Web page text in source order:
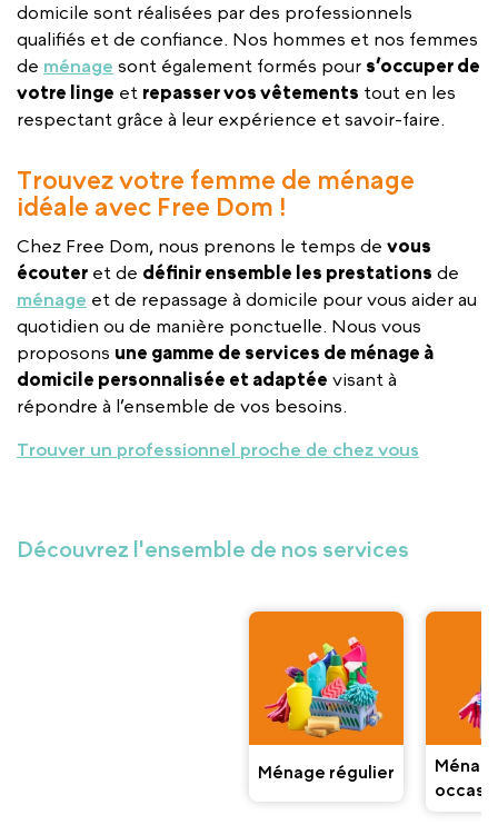
domicile sont réalisées par des professionnels
qualifiés et de confiance. Nos hommes et nos femmes
de ménage sont également formés pour s’occuper de
votre linge et repasser vos vêtements tout en les
respectant grâce à leur expérience et savoir-faire.
Trouvez votre femme de ménage
idéale avec Free Dom !
Chez Free Dom, nous prenons le temps de vous
écouter et de définir ensemble les prestations de
ménage et de repassage à domicile pour vous aider au
quotidien ou de manière ponctuelle. Nous vous
proposons une gamme de services de ménage à
domicile personnalisée et adaptée visant à
répondre à l’ensemble de vos besoins.
Trouver un professionnel proche de chez vous
Découvrez l'ensemble de nos services
Ménage régulier